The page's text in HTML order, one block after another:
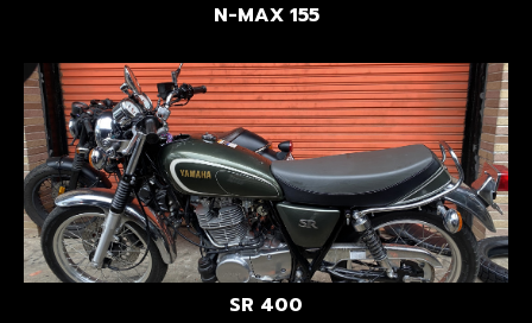
N-MAX 155
SR 400